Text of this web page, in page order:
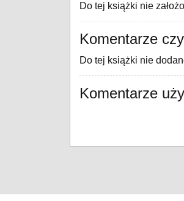
Do tej książki nie
Komentarze
Do tej książki nie
Komentarze